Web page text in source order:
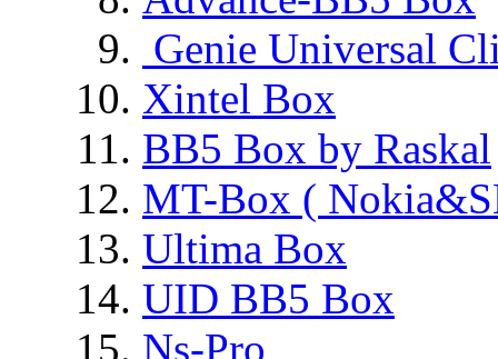
Genie Universal
Xintel Box
BB5 Box by Raskal
MT-Box (
Ultima Box
UID BB5 Box
Ns-Pro